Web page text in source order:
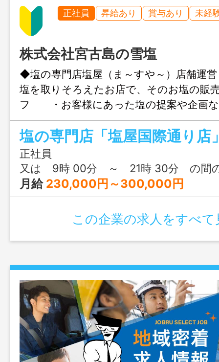
正社員 昇給あり 賞与あり 未経
株式会社宮古島の雪塩
◆塩の専門店塩屋（ま～すや～）店舗
塩を取りそろえたお店で、そのお塩の販
フ ・お客様にあった塩の提案や企
不随する業務（伝票作成な
ど
◎ハローワーク窓口より電話連絡の上、
で持参、 または郵送して下さい。 書
及び面接日時をご連絡いたしま
＊業務内容変更範囲：変更なし（本人希
正社員
又は 9時 00分 ～ 21時 30分 の間
月給 230,000円～300,000円
この企業の求人をすべて